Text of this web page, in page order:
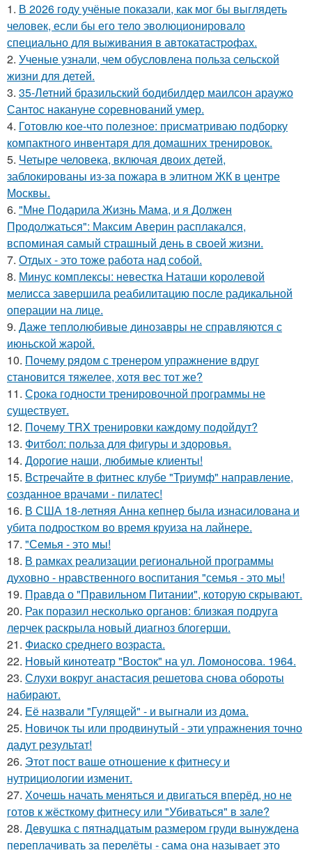
1. В 2026 году учёные показали, как мог бы выглядеть
человек, если бы его тело эволюционировало
специально для выживания в автокатастpoфах.
2. Ученые узнали, чем обусловлена польза сельской
жизни для детей.
3. 35-Летний бразильский бодибилдер маилсон араужо
Сантос накануне соревнований умер.
4. Готовлю кое-что полезное: присматриваю подборку
компактного инвентаря для домашних тренировок.
5. Четыре человека, включая двоих детей,
заблокированы из-за пожара в элитном ЖК в центре
Москвы.
6. "Мне Подарила Жизнь Мама, и я Должен
Продолжаться": Максим Аверин расплакался,
вспоминая самый страшный день в своей жизни.
7. Отдых - это тоже работа над собой.
8. Минус комплексы: невестка Наташи королевой
мелисса завершила реабилитацию после радикальной
операции на лице.
9. Даже теплолюбивые динозавры не справляются с
июньской жарой.
10. Почему рядом с тренером упражнение вдруг
становится тяжелее, хотя вес тот же?
11. Срока годности тренировочной программы не
существует.
12. Почему TRX тренировки каждому подойдут?
13. Фитбол: польза для фигуры и здоровья.
14. Дорогие наши, любимые клиенты!
15. Встречайте в фитнес клубе "Триумф" направление,
созданное врачами - пилатес!
16. В США 18-летняя Анна кепнер была изнасилована и
убита подростком во время круиза на лайнере.
17. "Семья - это мы!
18. В рамках реализации региональной программы
духовно - нравственного воспитания "семья - это мы!
19. Правда о "Правильном Питании", которую скрывают.
20. Рак поразил несколько органов: близкая подруга
лерчек раскрыла новый диагноз блогерши.
21. Фиаско среднего возраста.
22. Новый кинотеатр "Восток" на ул. Ломоносова. 1964.
23. Слухи вокруг анастасия решетова снова обороты
набирают.
24. Её назвали "Гулящей" - и выгнали из дома.
25. Новичок ты или продвинутый - эти упражнения точно
дадут результат!
26. Этот пост ваше отношение к фитнесу и
нутрициологии изменит.
27. Хочешь начать меняться и двигаться вперёд, но не
готов к жёсткому фитнесу или "Убиваться" в зале?
28. Девушка с пятнадцатым размером груди вынуждена
переплачивать за перелёты - сама она называет это